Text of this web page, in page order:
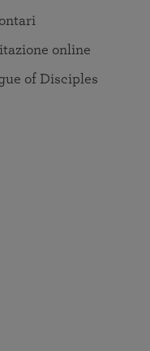
online
of Disciples